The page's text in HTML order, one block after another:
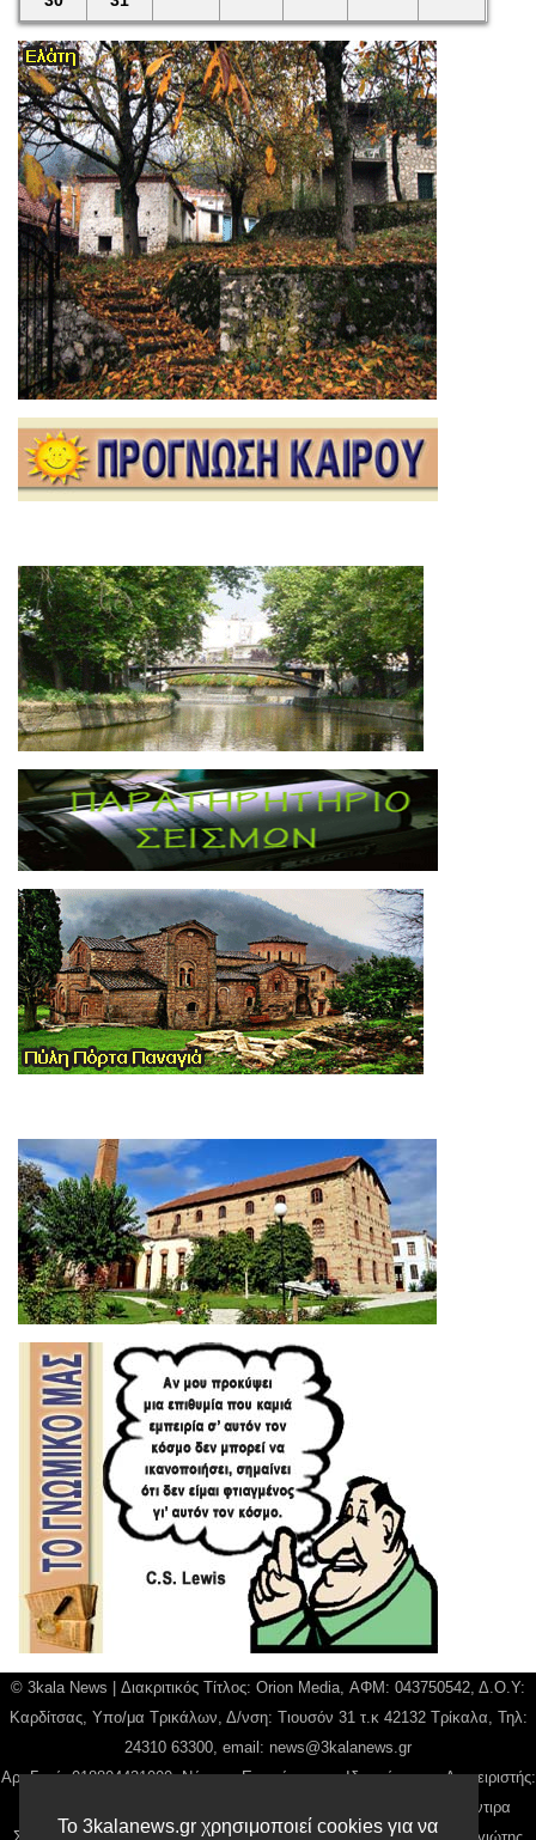
Το 3kalanews.gr χρησιμοποιεί cookies για να
© 3kala News | Διακριτικός Τίτλος: Orion Media, ΑΦΜ: 043750542, Δ.Ο.Υ:
Καρδίτσας, Υπο/μα Τρικάλων, Δ/νση: Τιουσόν 31 τ.κ 42132 Τρίκαλα, Τηλ:
24310 63300, email: news@3kalanews.gr
Αρ. Γεμή: 018804431000, Νόμιμος Εκπρόσωπος, Ιδιοκτήτης και Διαχειριστής:
Παναγιώτης Φιλίππου, Διευθύντρια: Γιαννουσά Βασιλική, Διευθύντιρα